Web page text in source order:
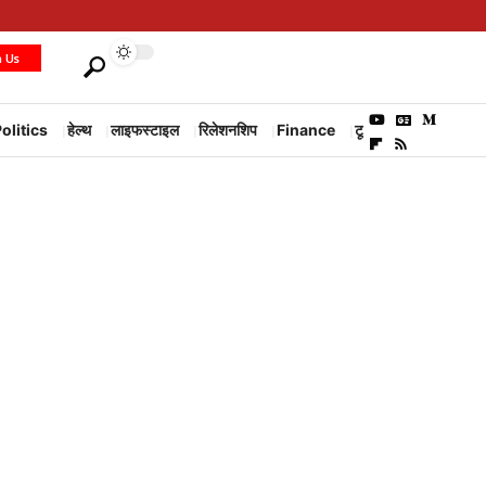
Us
हेल्थ लाइफस्टाइल रिलेशनशिप Finance टूरिज्म